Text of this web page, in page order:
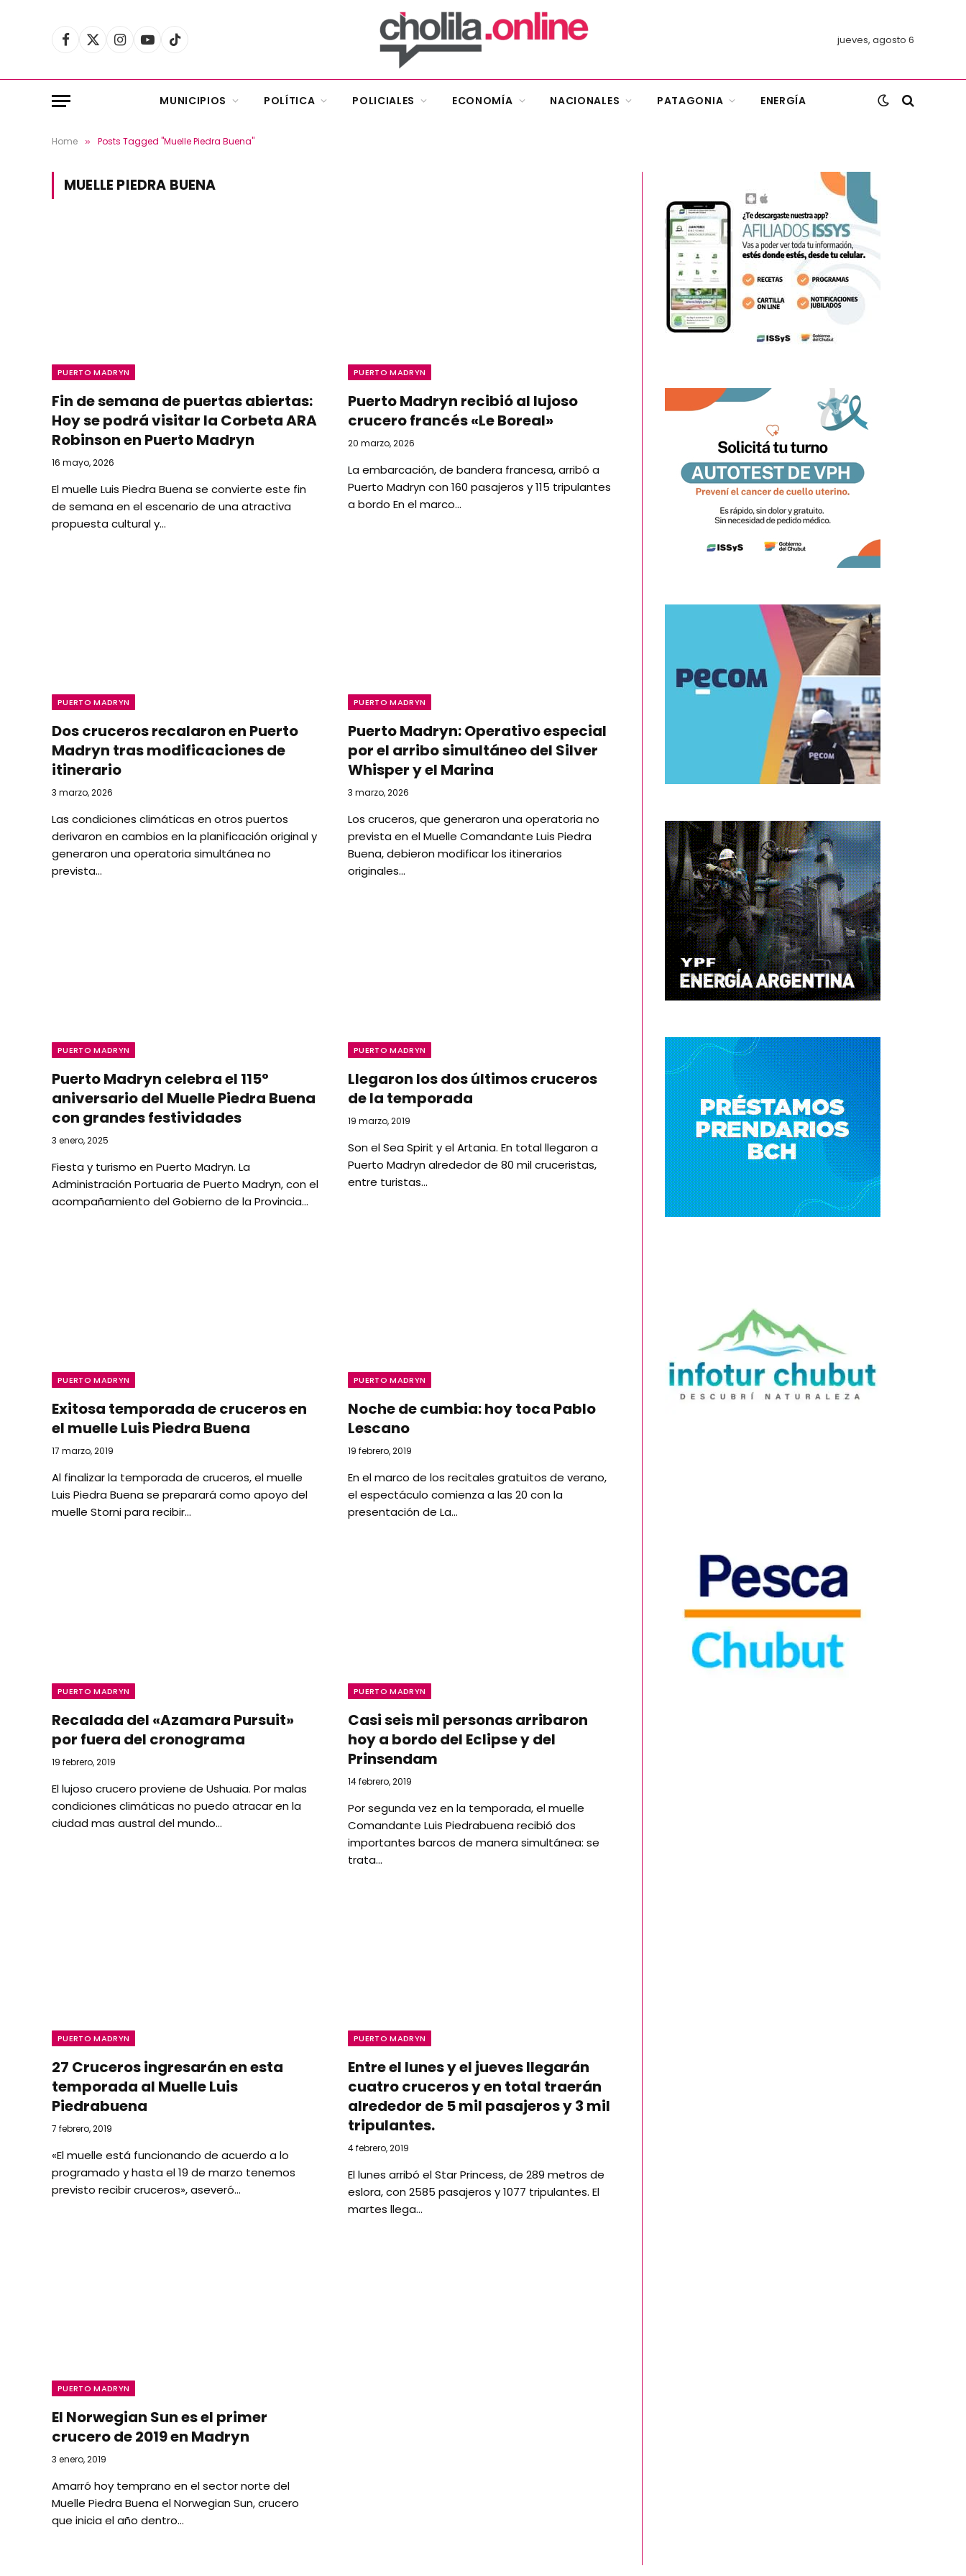
Facebook
X
Instagram
YouTubeTikTok jueves, agosto 6
MUNICIPIOS POLÍTICA POLICIALES ECONOMÍA NACIONALES PATAGONIA ENERGÍA
Home » Posts Tagged "Muelle Piedra Buena"
MUELLE PIEDRA BUENA
PUERTO MADRYN
Fin de semana de puertas abiertas:
Hoy se podrá visitar la Corbeta ARA
Robinson en Puerto Madryn
16 mayo, 2026
El muelle Luis Piedra Buena se convierte este fin
de semana en el escenario de una atractiva
propuesta cultural y…
PUERTO MADRYN
Puerto Madryn recibió al lujoso
crucero francés «Le Boreal»
20 marzo, 2026
La embarcación, de bandera francesa, arribó a
Puerto Madryn con 160 pasajeros y 115 tripulantes
a bordo En el marco…
PUERTO MADRYN
Dos cruceros recalaron en Puerto
Madryn tras modificaciones de
itinerario
3 marzo, 2026
Las condiciones climáticas en otros puertos
derivaron en cambios en la planificación original y
generaron una operatoria simultánea no
prevista…
PUERTO MADRYN
Puerto Madryn: Operativo especial
por el arribo simultáneo del Silver
Whisper y el Marina
3 marzo, 2026
Los cruceros, que generaron una operatoria no
prevista en el Muelle Comandante Luis Piedra
Buena, debieron modificar los itinerarios
originales…
PUERTO MADRYN
Puerto Madryn celebra el 115°
aniversario del Muelle Piedra Buena
con grandes festividades
3 enero, 2025
Fiesta y turismo en Puerto Madryn. La
Administración Portuaria de Puerto Madryn, con el
acompañamiento del Gobierno de la Provincia…
PUERTO MADRYN
Llegaron los dos últimos cruceros
de la temporada
19 marzo, 2019
Son el Sea Spirit y el Artania. En total llegaron a
Puerto Madryn alrededor de 80 mil cruceristas,
entre turistas…
PUERTO MADRYN
Exitosa temporada de cruceros en
el muelle Luis Piedra Buena
17 marzo, 2019
Al finalizar la temporada de cruceros, el muelle
Luis Piedra Buena se preparará como apoyo del
muelle Storni para recibir…
PUERTO MADRYN
Noche de cumbia: hoy toca Pablo
Lescano
19 febrero, 2019
En el marco de los recitales gratuitos de verano,
el espectáculo comienza a las 20 con la
presentación de La…
PUERTO MADRYN
Recalada del «Azamara Pursuit»
por fuera del cronograma
19 febrero, 2019
El lujoso crucero proviene de Ushuaia. Por malas
condiciones climáticas no puedo atracar en la
ciudad mas austral del mundo…
PUERTO MADRYN
Casi seis mil personas arribaron
hoy a bordo del Eclipse y del
Prinsendam
14 febrero, 2019
Por segunda vez en la temporada, el muelle
Comandante Luis Piedrabuena recibió dos
importantes barcos de manera simultánea: se
trata…
PUERTO MADRYN
27 Cruceros ingresarán en esta
temporada al Muelle Luis
Piedrabuena
7 febrero, 2019
«El muelle está funcionando de acuerdo a lo
programado y hasta el 19 de marzo tenemos
previsto recibir cruceros», aseveró…
PUERTO MADRYN
Entre el lunes y el jueves llegarán
cuatro cruceros y en total traerán
alrededor de 5 mil pasajeros y 3 mil
tripulantes.
4 febrero, 2019
El lunes arribó el Star Princess, de 289 metros de
eslora, con 2585 pasajeros y 1077 tripulantes. El
martes llega…
PUERTO MADRYN
El Norwegian Sun es el primer
crucero de 2019 en Madryn
3 enero, 2019
Amarró hoy temprano en el sector norte del
Muelle Piedra Buena el Norwegian Sun, crucero
que inicia el año dentro…